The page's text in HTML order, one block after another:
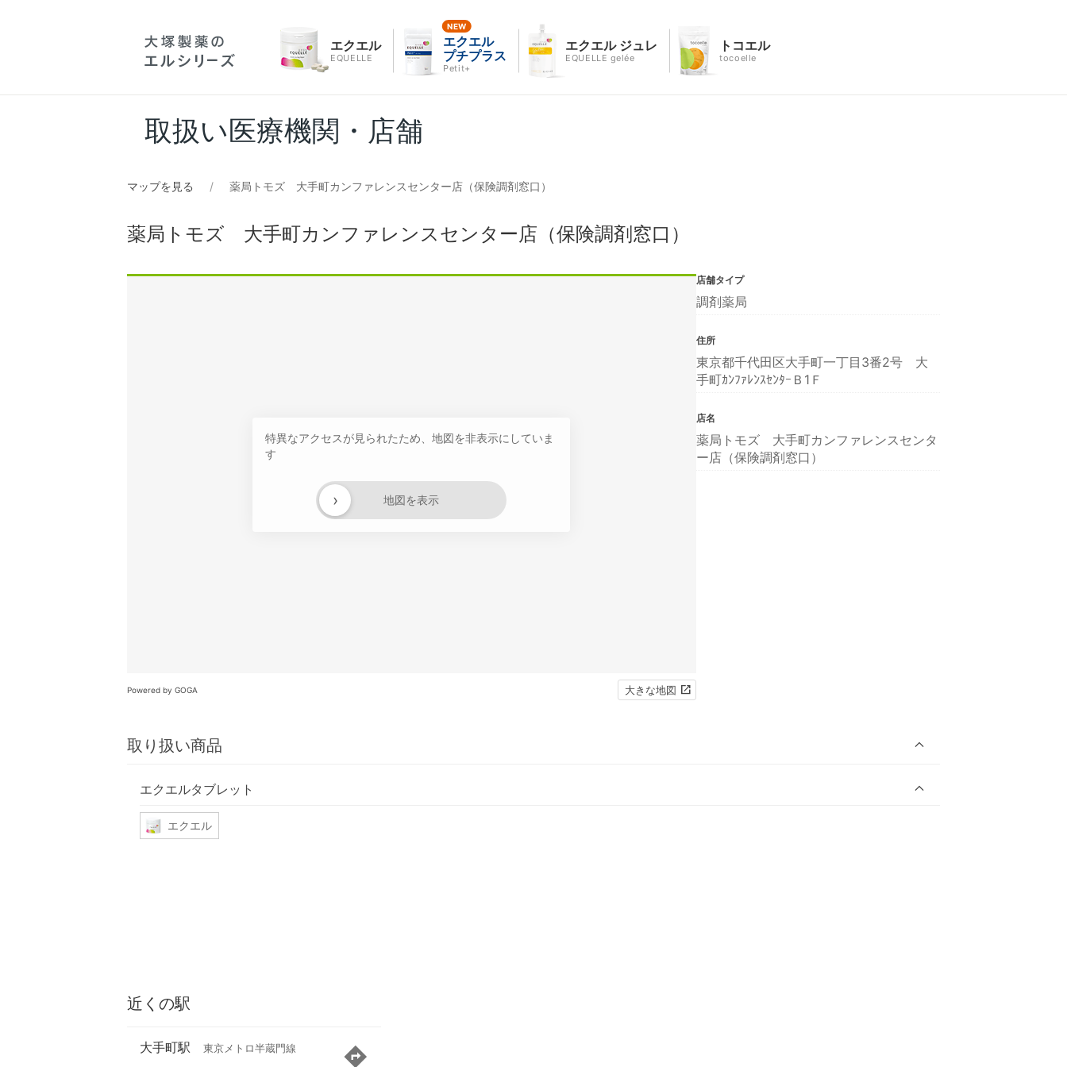
エクエル
EQUELLE
エクエル
プチプラス
Petit+
エクエル ジュレ
EQUELLE gelée
トコエル
tocoelle
取扱い医療機関・店舗
マップを見る 薬局トモズ 大手町カンファレンスセンター店（保険調剤窓口）
薬局トモズ 大手町カンファレンスセンター店（保険調剤窓口）
特異なアクセスが見られたため、地図を非表示にしていま
す
地図を表示
›
Powered by GOGA 大きな地図
取り扱い商品
エクエルタブレット
エクエル
店舗タイプ
調剤薬局
住所
東京都千代田区大手町一丁目3番2号 大
手町ｶﾝﾌｧﾚﾝｽｾﾝﾀｰＢ1Ｆ
店名
薬局トモズ 大手町カンファレンスセンタ
ー店（保険調剤窓口）
近くの駅
大手町駅 東京メトロ半蔵門線